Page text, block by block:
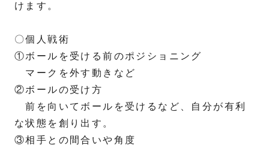
けます。
〇個人戦術
①ボールを受ける前のポジショニング
マークを外す動きなど
②ボールの受け方
前を向いてボールを受けるなど、自分が有利
な状態を創り出す。
③相手との間合いや角度